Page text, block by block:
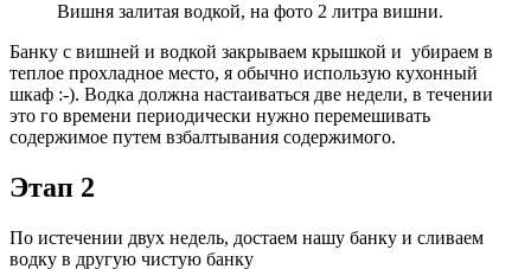
Вишня залитая водкой, на фото 2 литра вишни.
Банку с вишней и водкой закрываем крышкой и убираем в
теплое прохладное место, я обычно использую кухонный
шкаф :-). Водка должна настаиваться две недели, в течении
это го времени периодически нужно перемешивать
содержимое путем взбалтывания содержимого.
Этап 2
По истечении двух недель, достаем нашу банку и сливаем
водку в другую чистую банку